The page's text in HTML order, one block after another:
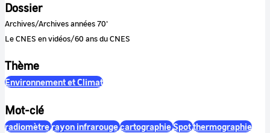
Dossier
Archives/Archives années 70'
Le CNES en vidéos/60 ans du CNES
Thème
Environnement et Climat
Mot-clé
radiomètrerayon infrarougecartographieSpotthermographie